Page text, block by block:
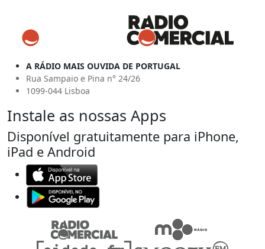
A RÁDIO MAIS OUVIDA DE PORTUGAL
Rua Sampaio e Pina n° 24/26
1099-044 Lisboa
Instale as nossas Apps
Disponível gratuitamente para iPhone,
iPad e Android